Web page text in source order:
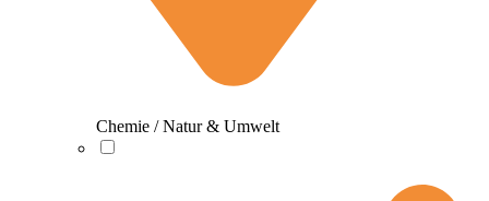
Chemie / Natur & Umwelt